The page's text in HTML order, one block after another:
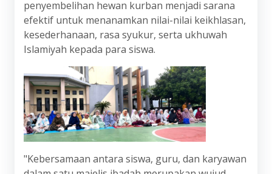
penyembelihan hewan kurban menjadi sarana
efektif untuk menanamkan nilai-nilai keikhlasan,
kesederhanaan, rasa syukur, serta ukhuwah
Islamiyah kepada para siswa.
"Kebersamaan antara siswa, guru, dan karyawan